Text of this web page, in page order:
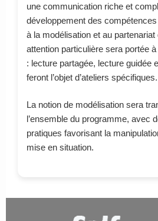
une communication riche et
développement des
à la modélisation et au
attention particulière sera portée
: lecture partagée, lecture guidée
feront l’objet d’ateliers spécifiques.
La notion de modélisation sera
l’ensemble du programme, avec
pratiques favorisant la
mise en situation.